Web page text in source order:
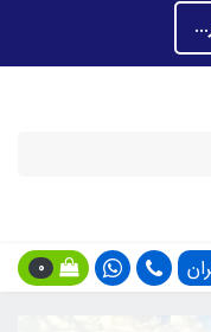
0